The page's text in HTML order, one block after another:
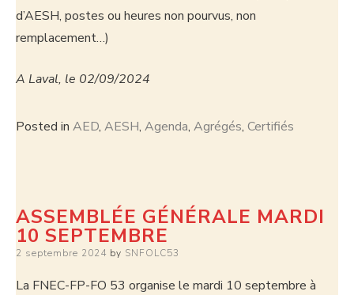
d’AESH, postes ou heures non pourvus, non
remplacement…)
A Laval, le 02/09/2024
Posted in AED, AESH, Agenda, Agrégés, Certifiés
ASSEMBLÉE GÉNÉRALE MARDI
10 SEPTEMBRE
2 septembre 2024 by SNFOLC53
La FNEC-FP-FO 53 organise le mardi 10 septembre à